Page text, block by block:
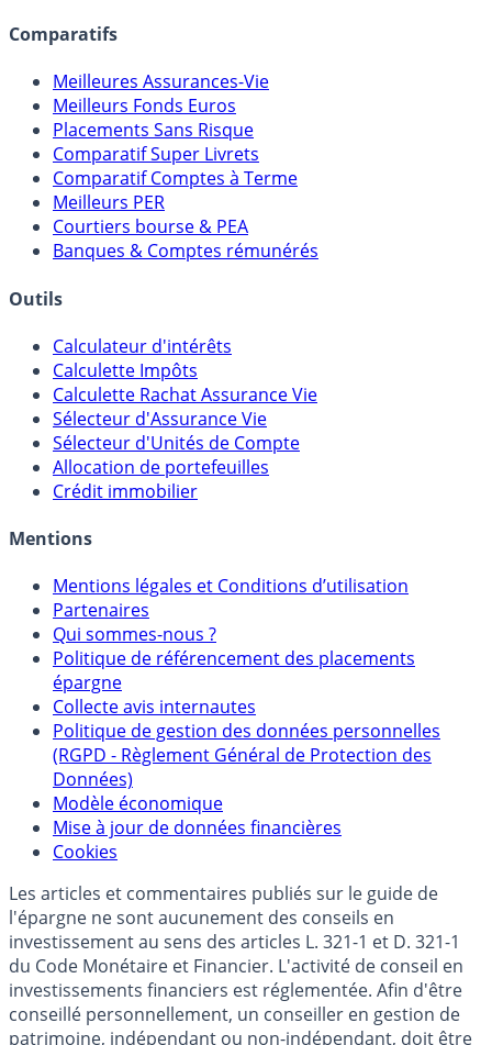
Comparatifs
Meilleures Assurances-Vie
Meilleurs Fonds Euros
Placements Sans Risque
Comparatif Super Livrets
Comparatif Comptes à Terme
Meilleurs PER
Courtiers bourse & PEA
Banques & Comptes rémunérés
Outils
Calculateur d'intérêts
Calculette Impôts
Calculette Rachat Assurance Vie
Sélecteur d'Assurance Vie
Sélecteur d'Unités de Compte
Allocation de portefeuilles
Crédit immobilier
Mentions
Mentions légales et Conditions d’utilisation
Partenaires
Qui sommes-nous ?
Politique de référencement des placements
épargne
Collecte avis internautes
Politique de gestion des données personnelles
(RGPD - Règlement Général de Protection des
Données)
Modèle économique
Mise à jour de données financières
Cookies
Les articles et commentaires publiés sur le guide de
l'épargne ne sont aucunement des conseils en
investissement au sens des articles L. 321-1 et D. 321-1
du Code Monétaire et Financier. L'activité de conseil en
investissements financiers est réglementée. Afin d'être
conseillé personnellement, un conseiller en gestion de
patrimoine, indépendant ou non-indépendant, doit être